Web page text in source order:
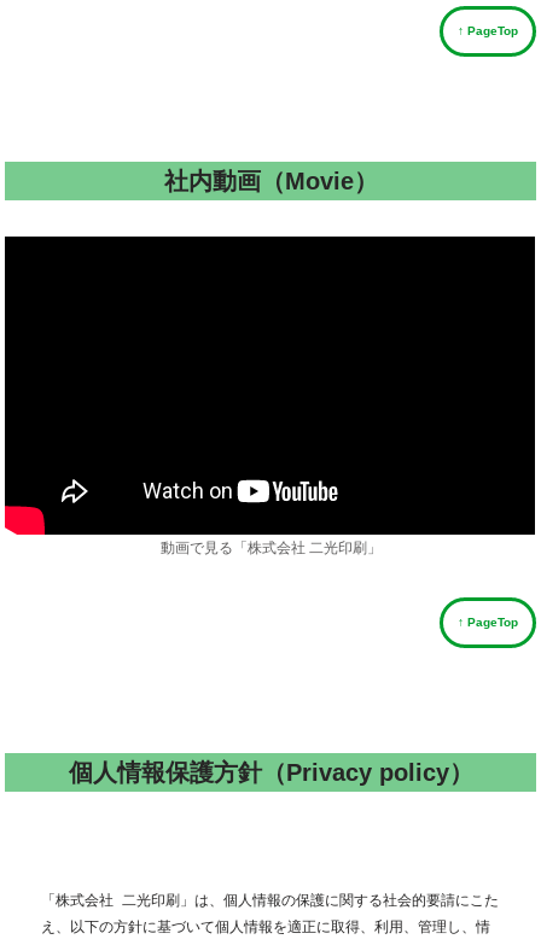
↑ PageTop
社内動画（Movie）
動画で見る「株式会社 二光印刷」
↑ PageTop
個人情報保護方針（Privacy policy）
「株式会社 二光印刷」は、個人情報の保護に関する社会的要請にこた
え、以下の方針に基づいて個人情報を適正に取得、利用、管理し、情